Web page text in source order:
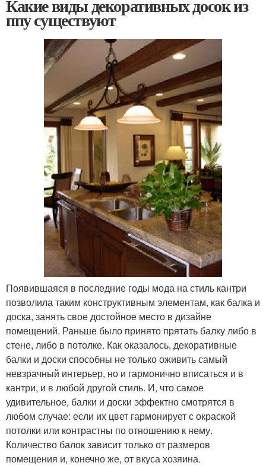
Какие виды декоративных досок из
ппу существуют
Появившаяся в последние годы мода на стиль кантри
позволила таким конструктивным элементам, как балка и
доска, занять свое достойное место в дизайне
помещений. Раньше было принято прятать балку либо в
стене, либо в потолке. Как оказалось, декоративные
балки и доски способны не только оживить самый
невзрачный интерьер, но и гармонично вписаться и в
кантри, и в любой другой стиль. И, что самое
удивительное, балки и доски эффектно смотрятся в
любом случае: если их цвет гармонирует с окраской
потолки или контрастны по отношению к нему.
Количество балок зависит только от размеров
помещения и, конечно же, от вкуса хозяина.